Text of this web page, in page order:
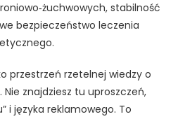
stabilność
bezpieczeństwo leczenia
przestrzeń rzetelnej wiedzy o
znajdziesz tu uproszczeń,
i języka reklamowego. To